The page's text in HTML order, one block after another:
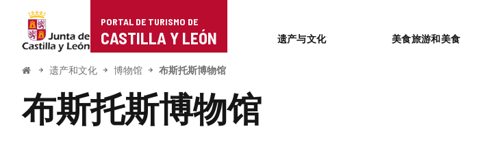
Portal
de
Turismo
Castilla
PORTAL DE TURISMO DE
CASTILLA Y LEÓN 遗产与文化 美食旅游和美食
开
遗产和文化 博物馆 布斯托斯博物馆
布斯托斯博物馆